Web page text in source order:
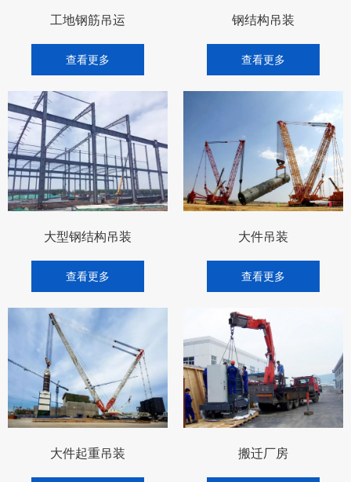
工地钢筋吊运
查看更多
钢结构吊装
查看更多
大型钢结构吊装
查看更多
大件吊装
查看更多
大件起重吊装 搬迁厂房